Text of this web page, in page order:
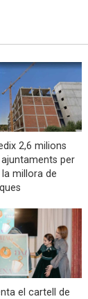
2,6 milions
ajuntaments per
la millora de
el cartell de